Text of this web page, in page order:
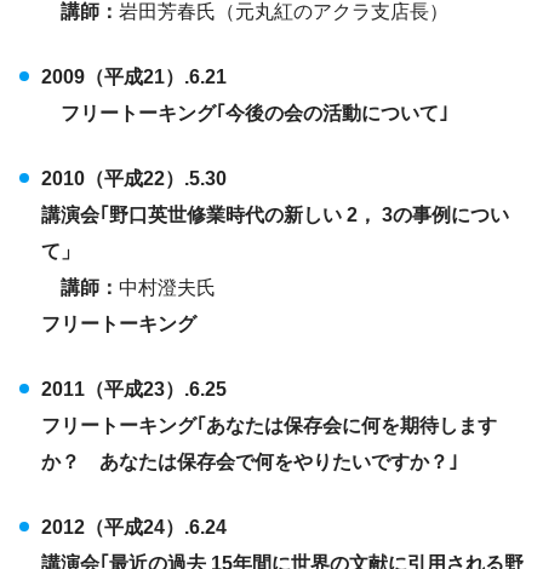
講師： 岩田芳春氏（元丸紅のアクラ支店長）
2009（平成21）.6.21
フリートーキング｢今後の会の活動について｣
2010（平成22）.5.30
講演会｢野口英世修業時代の新しい 2， 3の事例につい
て」
講師： 中村澄夫氏
フリートーキング
2011（平成23）.6.25
フリートーキング｢あなたは保存会に何を期待します
か？ あなたは保存会で何をやりたいですか？｣
2012（平成24）.6.24
講演会｢最近の過去 15年間に世界の文献に引用される野